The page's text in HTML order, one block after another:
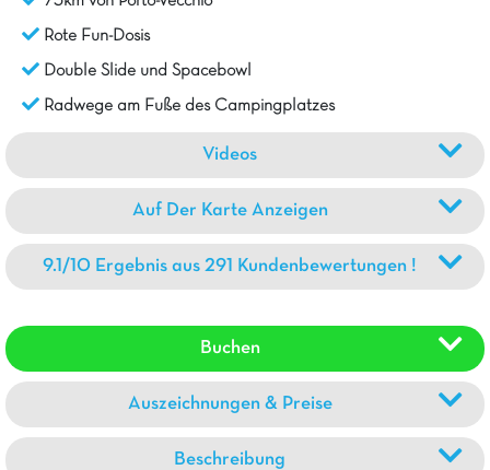
Rote Fun-Dosis
Double Slide und Spacebowl
Radwege am Fuße des Campingplatzes
Videos
Auf Der Karte Anzeigen
9.1/10 Ergebnis aus 291 Kundenbewertungen !
Buchen
Auszeichnungen & Preise
Beschreibung